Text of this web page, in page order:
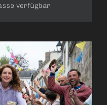
verfügbar